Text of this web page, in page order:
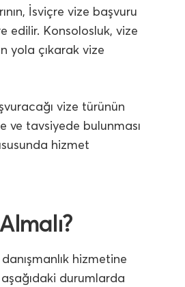
İsviçre vize başvuru
edilir. Konsolosluk, vize
yola çıkarak vize
vize türünün
ve tavsiyede bulunması
hizmet
hizmetine
durumlarda